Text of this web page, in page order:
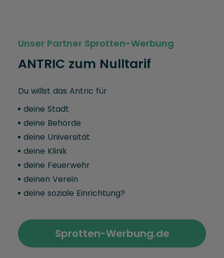
Unser Partner Sprotten-Werbung
ANTRIC zum Nulltarif
Du willst das Antric für
deine Stadt
deine Behörde
deine Universität
deine Klinik
deine Feuerwehr
deinen Verein
deine soziale Einrichtung?
Sprotten-Werbung.de